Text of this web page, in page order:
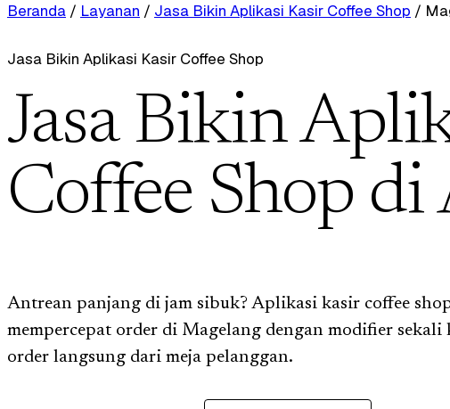
Beranda / Layanan / Jasa Bikin Aplikasi Kasir Coffee Shop /
Jasa Bikin Aplikasi Kasir Coffee Shop
Jasa Bikin
Coffee Shop di
Antrean panjang di jam sibuk? Aplikasi kasir coffee
mempercepat order di Magelang dengan modifier sekali
order langsung dari meja pelanggan.